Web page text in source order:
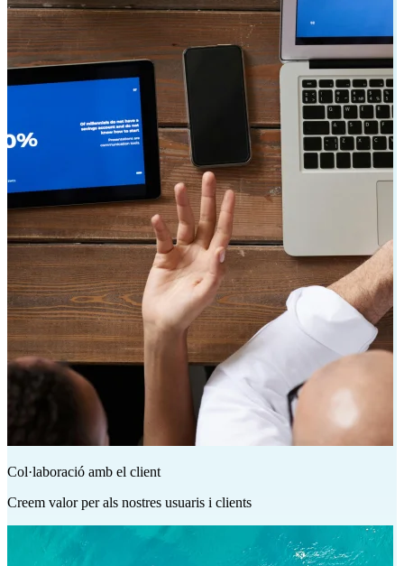
Col·laboració amb el client
Creem valor per als nostres usuaris i clients